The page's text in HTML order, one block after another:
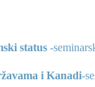
status -
i Kanadi-